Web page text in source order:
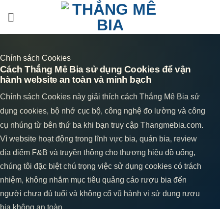
Chính sách Cookies
Cách Thắng Mê Bia sử dụng Cookies để vận
hành website an toàn và minh bạch
Chính sách Cookies này giải thích cách Thắng Mê Bia sử
dụng cookies, bộ nhớ cục bộ, công nghệ đo lường và công
cụ nhúng từ bên thứ ba khi bạn truy cập Thangmebia.com.
Vì website hoạt động trong lĩnh vực bia, quán bia, review
địa điểm F&B và truyền thông cho thương hiệu đồ uống,
chúng tôi đặc biệt chú trọng việc sử dụng cookies có trách
nhiệm, không nhắm mục tiêu quảng cáo rượu bia đến
người chưa đủ tuổi và không cổ vũ hành vi sử dụng rượu
bia không an toàn.